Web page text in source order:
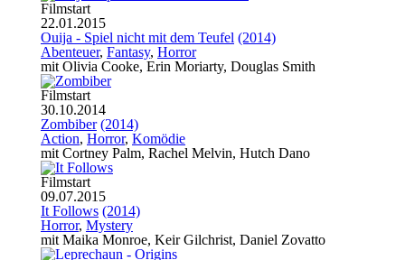
Filmstart
22.01.2015
Ouija - Spiel nicht mit dem Teufel (2014)
Abenteuer, Fantasy, Horror
mit Olivia Cooke, Erin Moriarty, Douglas Smith
Filmstart
30.10.2014
Zombiber (2014)
Action, Horror, Komödie
mit Cortney Palm, Rachel Melvin, Hutch Dano
Filmstart
09.07.2015
It Follows (2014)
Horror, Mystery
mit Maika Monroe, Keir Gilchrist, Daniel Zovatto